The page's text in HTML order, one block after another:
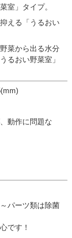
室」タイプ。
える「うるおい
菜から出る水分
るおい野菜室」
動作に問題な
パーツ類は除菌
です！